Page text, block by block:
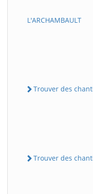
L'ARCHAMBAULT
Trouver des
Trouver des